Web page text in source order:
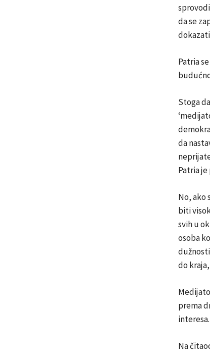
da se
Patria
Stoga
da
Patria
No, ako
biti
svih u
osoba
do
prema
interesa.
Na